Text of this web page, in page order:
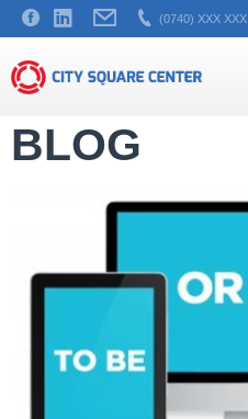
(0740) XXX XXX
BLOG